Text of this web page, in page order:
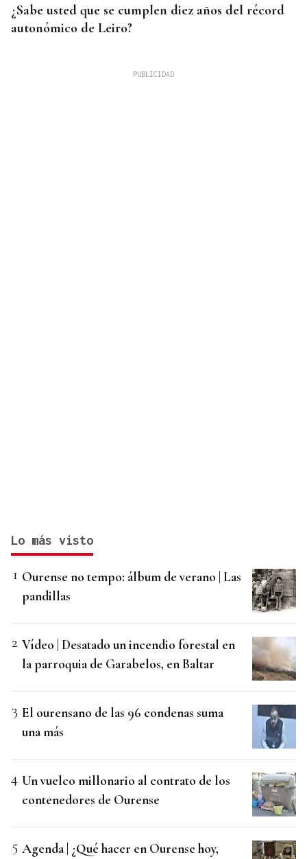
¿Sabe usted que se cumplen diez años del récord
autonómico de Leiro?
Lo más visto
Ourense no tempo: álbum de verano | Las
pandillas
Vídeo | Desatado un incendio forestal en
la parroquia de Garabelos, en Baltar
El ourensano de las 96 condenas suma
una más
Un vuelco millonario al contrato de los
contenedores de Ourense
Agenda | ¿Qué hacer en Ourense hoy,